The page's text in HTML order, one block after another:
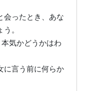
会ったとき、あな
。
気かどうかはわ
に言う前に何らか